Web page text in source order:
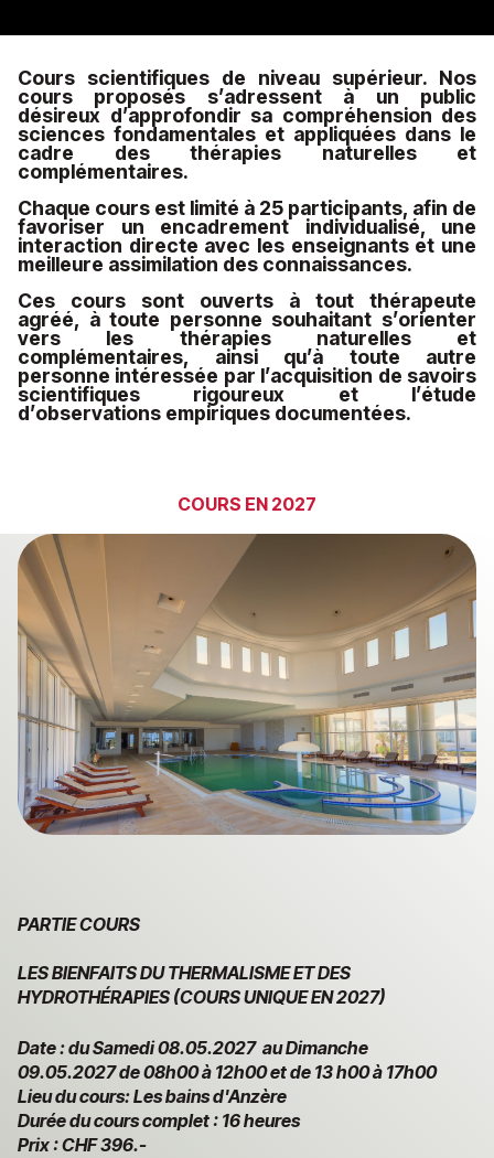
Cours scientifiques de niveau supérieur. Nos
cours proposés s’adressent à un public
désireux d’approfondir sa compréhension des
sciences fondamentales et appliquées dans le
cadre des thérapies naturelles et
complémentaires.
Chaque cours est limité à 25 participants, afin de
favoriser un encadrement individualisé, une
interaction directe avec les enseignants et une
meilleure assimilation des connaissances.
Ces cours sont ouverts à tout thérapeute
agréé, à toute personne souhaitant s’orienter
vers les thérapies naturelles et
complémentaires, ainsi qu’à toute autre
personne intéressée par l’acquisition de savoirs
scientifiques rigoureux et l’étude
d’observations empiriques documentées.
COURS EN 2027
PARTIE COURS
LES BIENFAITS DU THERMALISME ET DES
HYDROTHÉRAPIES (COURS UNIQUE EN 2027)
Date : du Samedi 08.05.2027 au Dimanche
09.05.2027de 08h00 à 12h00 et de 13 h00 à 17h00
Lieu du cours: Les bains d'Anzère
Durée du cours complet : 16 heures
Prix : CHF 396.-